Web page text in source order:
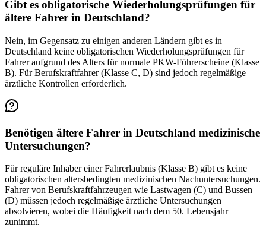
Gibt es obligatorische Wiederholungsprüfungen für
ältere Fahrer in Deutschland?
Nein, im Gegensatz zu einigen anderen Ländern gibt es in
Deutschland keine obligatorischen Wiederholungsprüfungen für
Fahrer aufgrund des Alters für normale PKW-Führerscheine (Klasse
B). Für Berufskraftfahrer (Klasse C, D) sind jedoch regelmäßige
ärztliche Kontrollen erforderlich.
Benötigen ältere Fahrer in Deutschland medizinische
Untersuchungen?
Für reguläre Inhaber einer Fahrerlaubnis (Klasse B) gibt es keine
obligatorischen altersbedingten medizinischen Nachuntersuchungen.
Fahrer von Berufskraftfahrzeugen wie Lastwagen (C) und Bussen
(D) müssen jedoch regelmäßige ärztliche Untersuchungen
absolvieren, wobei die Häufigkeit nach dem 50. Lebensjahr
zunimmt.